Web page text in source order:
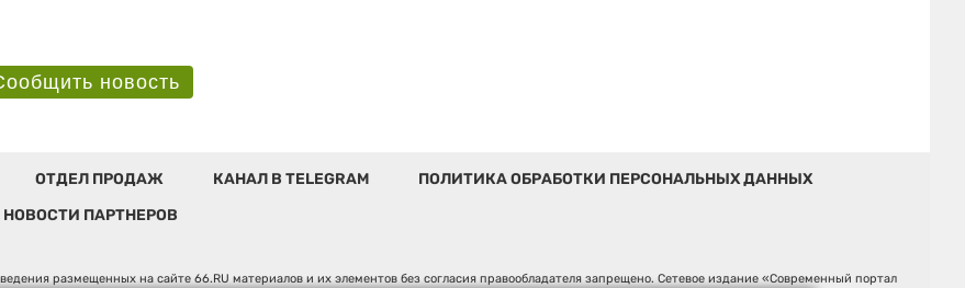
новость
ОТДЕЛ ПРОДАЖ КАНАЛ В TELEGRAM
ПОЛИТИКА ОБРАБОТКИ ПЕРСОНАЛЬНЫХ ДАННЫХ
НОВОСТИ ПАРТНЕРОВ
размещенных на сайте 66.RU материалов и их элементов без согласия правообладателя запрещено. Сетевое издание «Современный портал